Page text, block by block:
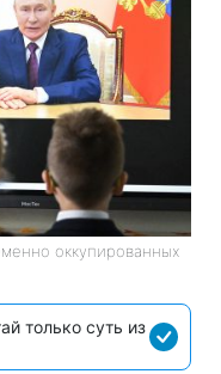
оккупированных
только суть из